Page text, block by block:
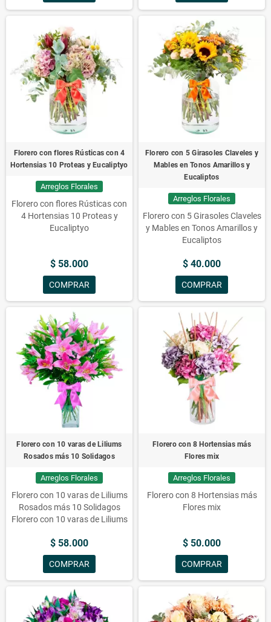
Florero con flores Rústicas con 4
Hortensias 10 Proteas y Eucaliptyo
Arreglos Florales
Florero con flores Rústicas con
4 Hortensias 10 Proteas y
Eucaliptyo
$ 58.000
COMPRAR
Florero con 5 Girasoles Claveles y
Mables en Tonos Amarillos y
Eucaliptos
Arreglos Florales
Florero con 5 Girasoles Claveles
y Mables en Tonos Amarillos y
Eucaliptos
$ 40.000
COMPRAR
Florero con 10 varas de Liliums
Rosados más 10 Solidagos
Arreglos Florales
Florero con 10 varas de Liliums
Rosados más 10 Solidagos
Florero con 10 varas de Liliums
Florero con 10 varas de Liliums
Rosados más 10 Solidagos
Florero con 10 varas de Liliums
Rosados más 10 Solidagos
Floreros con Flores, flores,
liliums, florero, rosados,
arreglos, arreglos florales,
$ 58.000
COMPRAR
Florero con 8 Hortensias más
Flores mix
Arreglos Florales
Florero con 8 Hortensias más
Flores mix
$ 50.000
COMPRAR